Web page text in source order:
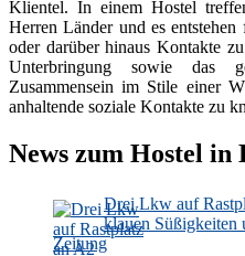
Klientel. In einem Hostel
Herren Länder und es
oder darüber hinaus Kontakte
Unterbringung sowie das
Zusammensein im Stile einer
anhaltende soziale Kontakte zu
News zum Hostel in
Drei Lkw auf
klauen Süßigkeiten
Zeitung